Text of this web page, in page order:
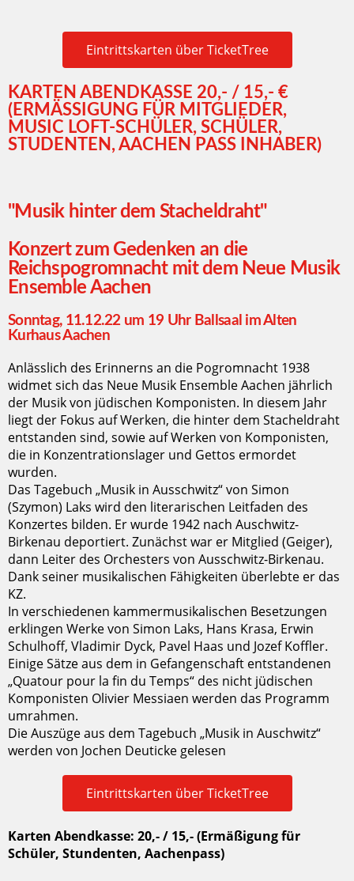
Eintrittskarten über TicketTree
KARTEN ABENDKASSE 20,- / 15,- €
(ERMÄSSIGUNG FÜR MITGLIEDER, M
USIC LOFT-SCHÜLER, SCHÜLER, S
TUDENTEN, AACHEN PASS INHABER)
"Musik hinter dem Stacheldraht"
Konzert zum Gedenken an die
Reichspogromnacht mit dem Neue Musik
Ensemble Aachen
Sonntag, 11.12.22 um 19 Uhr Ballsaal im Alten
Kurhaus Aachen
Anlässlich des Erinnerns an die Pogromnacht 1938
widmet sich das Neue Musik Ensemble Aachen jährlich
der Musik von jüdischen Komponisten. In diesem Jahr
liegt der Fokus auf Werken, die hinter dem Stacheldraht
entstanden sind, sowie auf Werken von Komponisten,
die in Konzentrationslager und Gettos ermordet
wurden.
Das Tagebuch „Musik in Ausschwitz“ von Simon
(Szymon) Laks wird den literarischen Leitfaden des
Konzertes bilden. Er wurde 1942 nach Auschwitz-
Birkenau deportiert. Zunächst war er Mitglied (Geiger),
dann Leiter des Orchesters von Ausschwitz-Birkenau.
Dank seiner musikalischen Fähigkeiten überlebte er das
KZ.
In verschiedenen kammermusikalischen Besetzungen
erklingen Werke von Simon Laks, Hans Krasa, Erwin
Schulhoff, Vladimir Dyck, Pavel Haas und Jozef Koffler.
Einige Sätze aus dem in Gefangenschaft entstandenen
„Quatour pour la fin du Temps“ des nicht jüdischen
Komponisten Olivier Messiaen werden das Programm
umrahmen.
Die Auszüge aus dem Tagebuch „Musik in Auschwitz“
werden von Jochen Deuticke gelesen
Eintrittskarten über TicketTree
Karten Abendkasse: 20,- / 15,- (Ermäßigung für
Schüler, Stundenten, Aachenpass)